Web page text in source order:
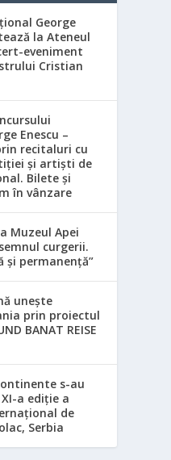
George
la Ateneul
eveniment
Cristian
Enescu –
recitaluri cu
și artiști de
Bilete și
în vânzare
Muzeul Apei
curgerii.
permanență”
unește
prin proiectul
BANAT REISE
s-au
a ediție a
de
Serbia